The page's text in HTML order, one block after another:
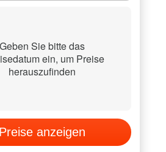
Geben Sie bitte das
ein, um Preise
herauszufinden
Preise anzeigen